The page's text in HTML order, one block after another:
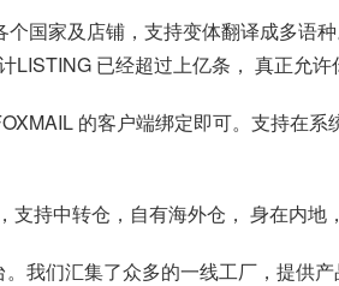
国家及店铺，支持变体翻译成多语
已经超过上亿条， 真正允
的客户端绑定即可。支持在
持中转仓，自有海外仓， 身在内地
我们汇集了众多的一线工厂，提供